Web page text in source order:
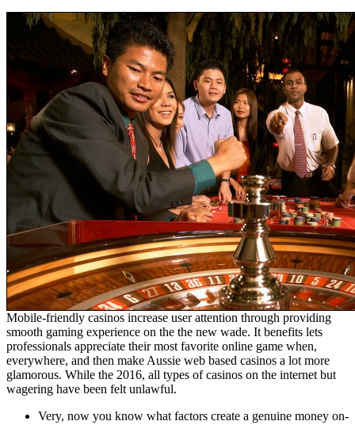
Mobile-friendly casinos increase user attention through providing
smooth gaming experience on the the new wade. It benefits lets
professionals appreciate their most favorite online game when,
everywhere, and then make Aussie web based casinos a lot more
glamorous. While the 2016, all types of casinos on the internet but
wagering have been felt unlawful.
Very, now you know what factors create a genuine money on-